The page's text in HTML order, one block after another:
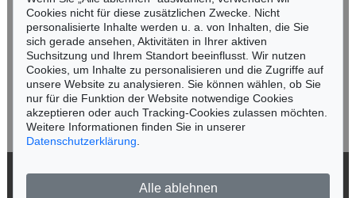
Jetzt zum Newsletter anmelden >
Cookies nicht für diese zusätzlichen Zwecke. Nicht
personalisierte Inhalte werden u. a. von Inhalten, die Sie
sich gerade ansehen, Aktivitäten in Ihrer aktiven
Suchsitzung und Ihrem Standort beeinflusst. Wir nutzen
Cookies, um Inhalte zu personalisieren und die Zugriffe auf
unsere Website zu analysieren. Sie können wählen, ob Sie
nur für die Funktion der Website notwendige Cookies
akzeptieren oder auch Tracking-Cookies zulassen möchten.
Weitere Informationen finden Sie in unserer
Datenschutzerklärung
Alle ablehnen